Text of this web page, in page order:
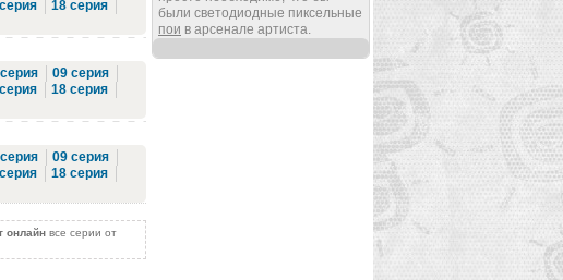
были светодиодные пиксельные
пои в арсенале артиста.
18 серия
09 серия
18 серия
09 серия
18 серия
онлайн все серии от